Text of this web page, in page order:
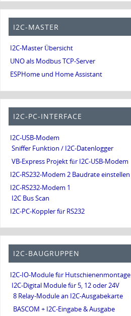
I2C-MASTER
I2C-Master Übersicht
UNO als Modbus TCP-Server
ESPHome und Home Assistant
I2C-PC-INTERFACE
I2C-USB-Modem
Sniffer Funktion / I2C-Datenlogger
VB-Express Projekt für I2C-USB-Modem
I2C-RS232-Modem 2 Baudrate einstellen
I2C-RS232-Modem 1
I2C Bus Scan
I2C-PC-Koppler für RS232
I2C-BAUGRUPPEN
I2C-IO-Module für Hutschienenmontage
I2C-Digital Module für 5, 12 oder 24V
8 Relay-Module an I2C-Ausgabekarte
BASCOM + I2C-Eingabe & Ausgabe